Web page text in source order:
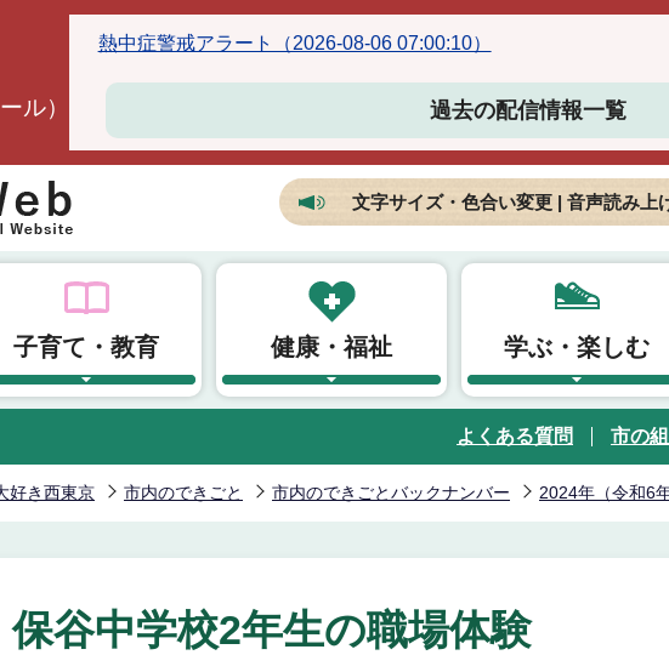
ル）
熱中症警戒アラート（2026-08-06 07:00:10）
過去の配信情報一覧
文字サイズ・色合い変更 | 音声読み上
子育て・教育 健康・福祉 学ぶ・楽しむ
よくある質問 市の
好き西東京 市内のできごと 市内のできごとバックナンバー 2024年（令和6年
保谷中学校2年生の職場体験